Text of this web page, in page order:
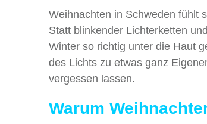
Weihnachten in Schweden fühlt
Statt blinkender Lichterketten
Winter so richtig unter die Haut
des Lichts zu etwas ganz
vergessen lassen.
Warum